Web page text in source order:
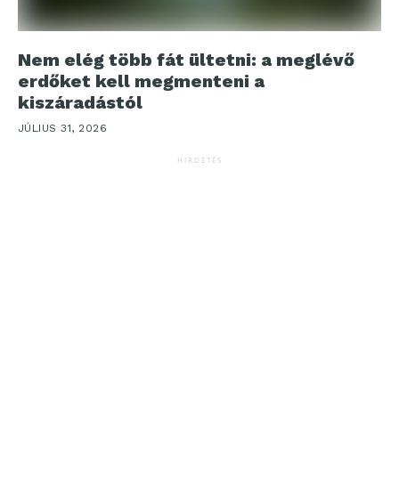
Nem elég több fát ültetni: a meglévő
erdőket kell megmenteni a
kiszáradástól
JÚLIUS 31, 2026
HIRDETÉS